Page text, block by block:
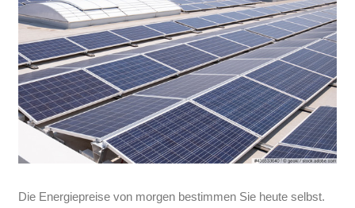
Die Energiepreise von morgen bestimmen Sie heute selbst.